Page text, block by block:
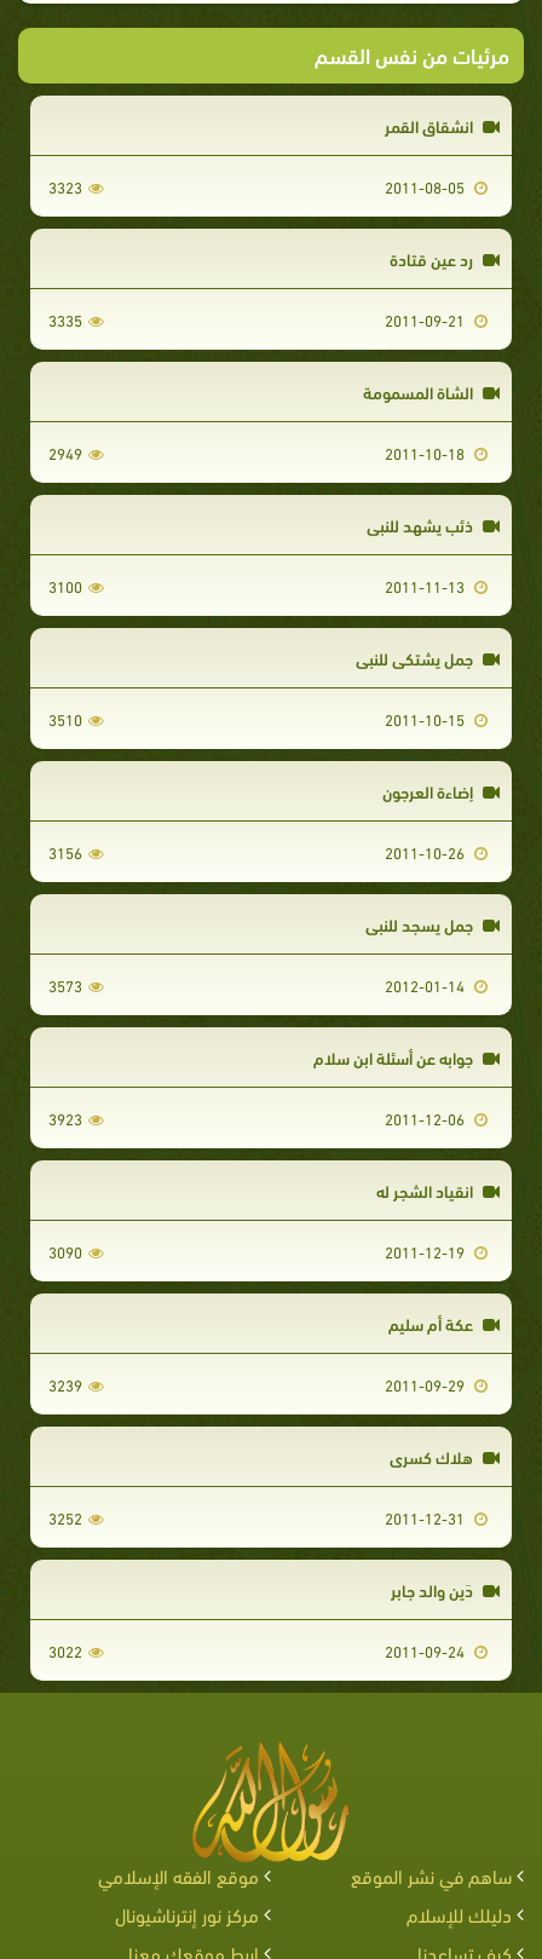
مرئيات من نفس القسم
انشقاق القمر
3323
رد عين قتادة
3335
الشاة المسمومة
2949
ذئب يشهد للنبي
3100
جمل يشتكي للنبي
3510
إضاءة العرجون
3156
جمل يسجد للنبي
3573
جوابه عن أسئلة ابن سلام
3923
انقياد الشجر له
3090
عكة أم سليم
3239
هلاك كسرى
3252
دَين والد جابر
3022
ساهم في نشر الموقع
موقع الفقه الإسلامي
دليلك للإسلام
مركز نور إنترناشيونال
كيف تساعدنا
اربط موقعك معنا